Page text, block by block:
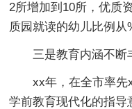
2所增加到10所，优质
质园就读的幼儿比例从
三是教育内涵不断
xx年，在全市率先
学前教育现代化的指导